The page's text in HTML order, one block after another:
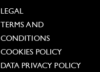
LEGAL
TERMS AND
CONDITIONS
COOKIES POLICY
DATA PRIVACY POLICY